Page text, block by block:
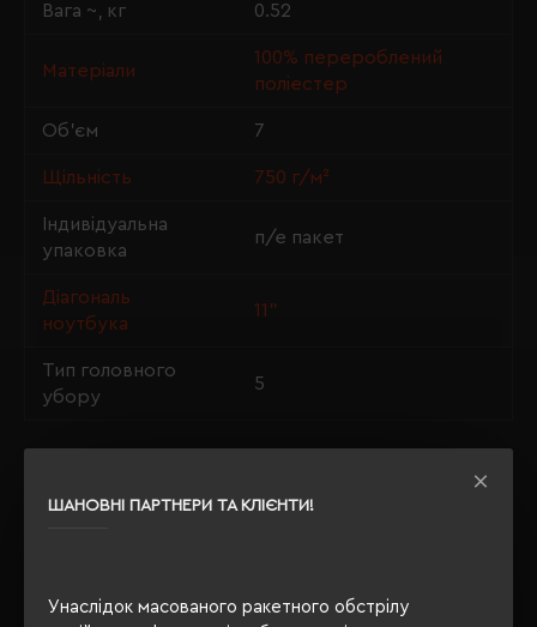
ШАНОВНІ ПАРТНЕРИ ТА КЛІЄНТИ!
Унаслідок масованого ракетного обстрілу
Вага ~, кг 0.52
Матеріали
100% перероблений
поліестер
Об'єм 7
Щільність 750 г/м²
Індивідуальна
упаковка
п/е пакет
Діагональ
ноутбука
11"
Тип головного
убору
5
ОПИС